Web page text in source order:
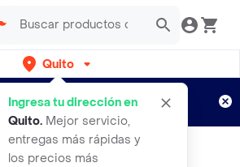
Quito
Ingresa tu dirección en
Quito. Mejor servicio,
entregas más rápidas y
los precios más
gratis por semanas
Aplican TyC